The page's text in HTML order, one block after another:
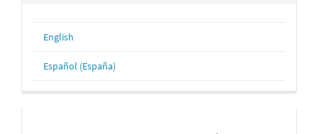
English
Español (España)